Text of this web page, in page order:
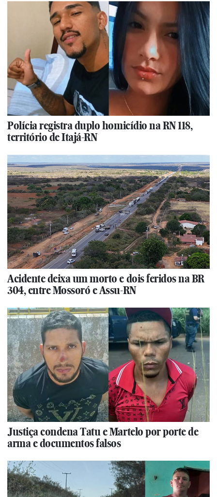
Polícia registra duplo homicídio na RN 118,
território de Itajá-RN
Acidente deixa um morto e dois feridos na BR
304, entre Mossoró e Assu-RN
Justiça condena Tatu e Martelo por porte de
arma e documentos falsos